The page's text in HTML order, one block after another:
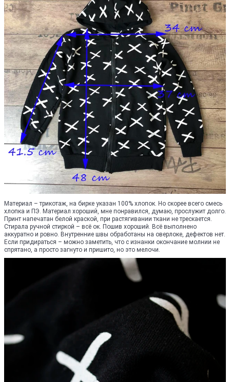
Материал – трикотаж, на бирке указан 100% хлопок. Но скорее всего смесь
хлопка и ПЭ. Материал хороший, мне понравился, думаю, прослужит долго.
Принт напечатан белой краской, при растягивании ткани не трескается.
Стирала ручной стиркой – всё ок. Пошив хороший. Всё выполнено
аккуратно и ровно. Внутренние швы обработаны на оверлоке, дефектов нет.
Если придираться – можно заметить, что с изнанки окончание молнии не
спрятано, а просто загнуто и пришито, но это мелочи.